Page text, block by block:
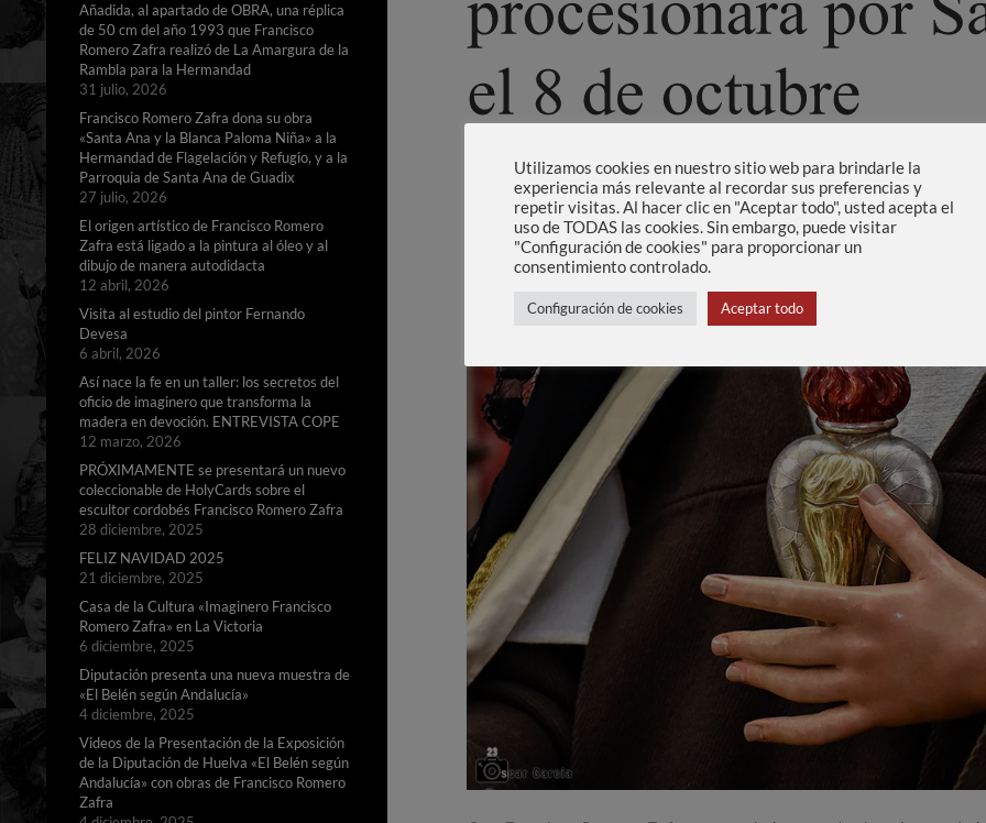
Añadida, al apartado de OBRA, una réplica
de 50 cm del año 1993 que Francisco
Romero Zafra realizó de La Amargura de la
Rambla para la Hermandad
31 julio, 2026
Francisco Romero Zafra dona su obra
«Santa Ana y la Blanca Paloma Niña» a la
Hermandad de Flagelación y Refugio, y a la
Parroquia de Santa Ana de Guadix
27 julio, 2026
El origen artístico de Francisco Romero
Zafra está ligado a la pintura al óleo y al
dibujo de manera autodidacta
12 abril, 2026
Visita al estudio del pintor Fernando
Devesa
6 abril, 2026
Así nace la fe en un taller: los secretos del
oficio de imaginero que transforma la
madera en devoción. ENTREVISTA COPE
12 marzo, 2026
PRÓXIMAMENTE se presentará un nuevo
coleccionable de HolyCards sobre el
escultor cordobés Francisco Romero Zafra
28 diciembre, 2025
FELIZ NAVIDAD 2025
21 diciembre, 2025
Casa de la Cultura «Imaginero Francisco
Romero Zafra» en La Victoria
6 diciembre, 2025
Diputación presenta una nueva muestra de
«El Belén según Andalucía»
4 diciembre, 2025
Videos de la Presentación de la Exposición
de la Diputación de Huelva «El Belén según
Andalucía» con obras de Francisco Romero
Zafra
Utilizamos cookies en nuestro sitio web para brindarle la
experiencia más relevante al recordar sus preferencias y
repetir visitas. Al hacer clic en "Aceptar todo", usted acepta el
uso de TODAS las cookies. Sin embargo, puede visitar
"Configuración de cookies" para proporcionar un
consentimiento controlado.
Configuración de cookies Aceptar todo